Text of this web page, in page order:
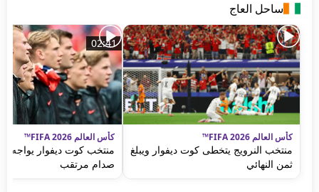
ساحل العاج
كأس العالم FIFA 2026™
منتخب النرويج يتخطى كوت ديفوار ويبلغ
ثمن النهائي
02:41
كأس العالم FIFA 2026™
منتخب كوت ديفوار يواجه
صدام مرتقب